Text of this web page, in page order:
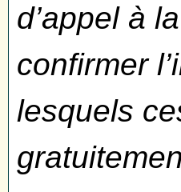
d’appel à
confirmer
lesquels